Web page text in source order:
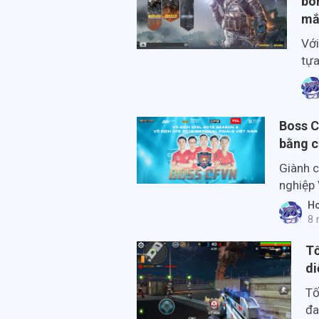
Boss
bằng
Giành
nghiệp
Đột
CFVN
8